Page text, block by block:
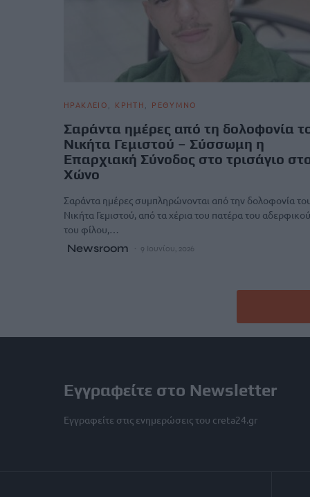
ΗΡΑΚΛΕΙΟ ΚΡΗΤΗ ΡΕΘΥΜΝΟ
Σαράντα ημέρες από τη δολοφονία
Νικήτα Γεμιστού – Σύσσωμη η
Επαρχιακή Σύνοδος στο τρισάγιο
Χώνο
Σαράντα ημέρες συμπληρώνονται από την δολοφονία
Νικήτα Γεμιστού, από τα χέρια του πατέρα του αδερφικού
του φίλου,…
Newsroom 9 Ιουνίου, 2026
Εγγραφείτε στο Newsletter
Εγγραφείτε στις ενημερώσεις του creta24.gr